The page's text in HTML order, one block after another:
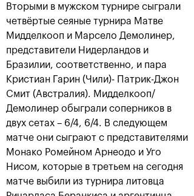
Аслан Карацев: «Моя цель —
попасть на Итоговый турнир
ATP в Турине»
24 октября, 20:30
Вторыми в мужском турнире сыграли
четвёртые сеяные турнира Матве
Мидделкооп и Марсело Демолинер,
представители Нидерландов и
Бразилии, соответственно, и пара
Кристиан Гарин (Чили)- Патрик-Джон
Смит (Австралия). Мидделкооп/
Демолинер обыграли соперников в
двух сетах – 6/4, 6/4. В следующем
матче они сыграют с представителями
Монако Ромейном Арнеодо и Уго
Нисом, которые в третьем на сегодня
матче выбили из турнира литовца